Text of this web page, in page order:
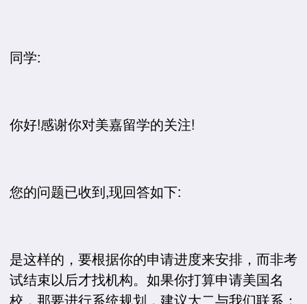
同学:
你好!感谢你对美嘉留学的关注!
您的问题已收到,现回答如下:
是这样的，要根据你的申请进度来安排，而非考
试结束以后才找机构。如果你打算申请美国名
校，那要进行系统规划，建议大二与我们联系；